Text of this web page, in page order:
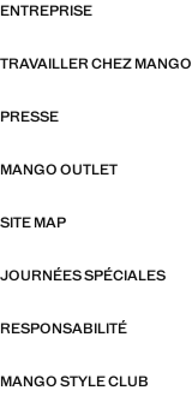
ENTREPRISE
TRAVAILLER CHEZ MANGO
PRESSE
MANGO OUTLET
SITE MAP
JOURNÉES SPÉCIALES
RESPONSABILITÉ
MANGO STYLE CLUB